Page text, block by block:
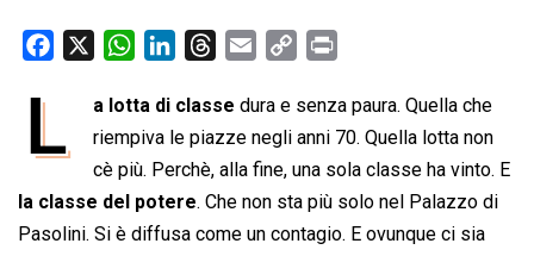
o
o
W
a
t
s
A
p
n
k
e
d
I
r
e
a
d
s
a
i
l
p
y
L
i
n
i
n
t
L a lotta di classe dura e senza paura. Quella che
riempiva le piazze negli anni 70. Quella lotta non
cè più. Perchè, alla fine, una sola classe ha vinto. E
la classe del potere. Che non sta più solo nel Palazzo di
Pasolini. Si è diffusa come un contagio. E ovunque ci sia